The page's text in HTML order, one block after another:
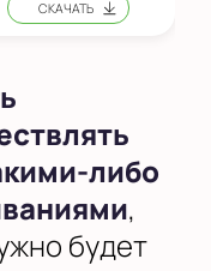
либо
,
будет